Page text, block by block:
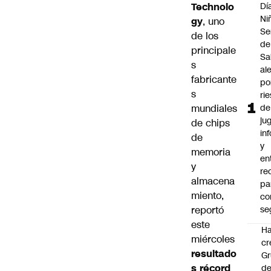
Technolo
gy, uno
de los
principale
s
fabricante
s
mundiales
de chips
de
memoria
y
almacena
miento,
reportó
este
miércoles
resultado
s récord
de
de
y
de